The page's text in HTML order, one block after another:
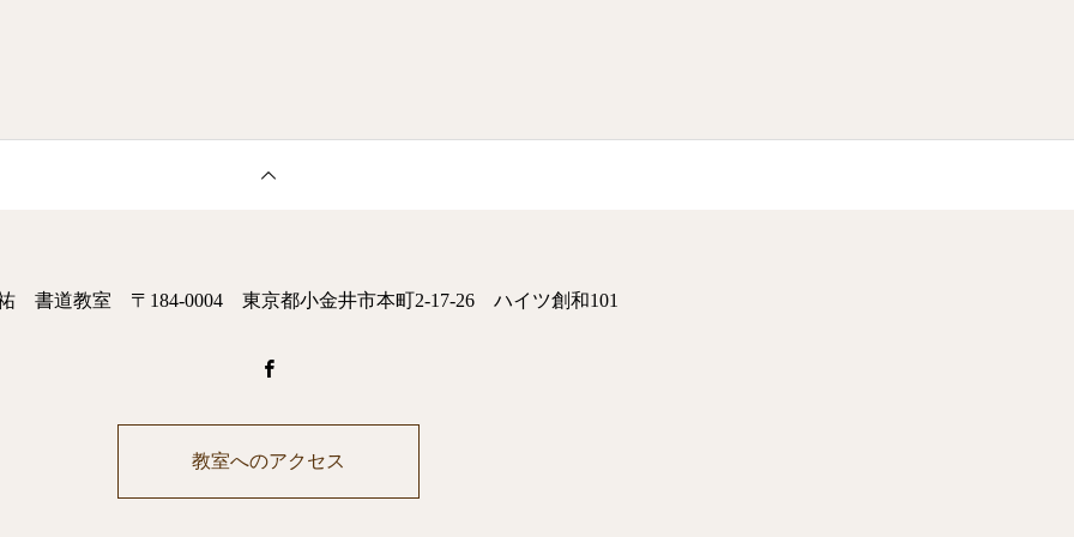
書道教室 〒184-0004 東京都小金井市本町2-17-26 ハイツ創和101
教室へのアクセス